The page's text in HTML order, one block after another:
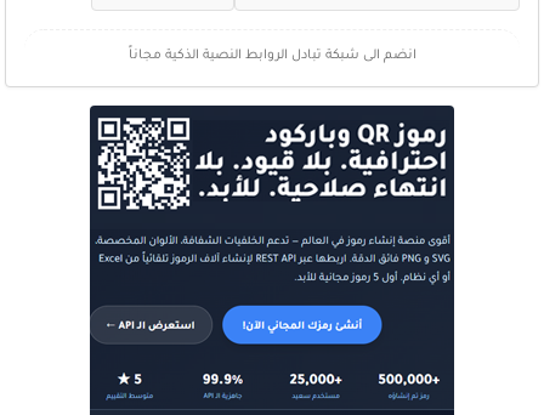
انضم الى شبكة تبادل الروابط النصية الذكية مجاناً